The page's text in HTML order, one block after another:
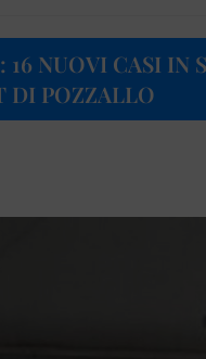
16 NUOVI CASI IN
DI POZZALLO